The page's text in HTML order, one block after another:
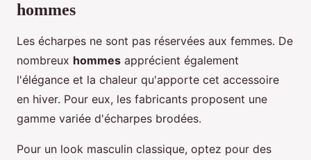
hommes
Les écharpes ne sont pas réservées aux femmes. De
nombreux hommes apprécient également
l'élégance et la chaleur qu'apporte cet accessoire
en hiver. Pour eux, les fabricants proposent une
gamme variée d'écharpes brodées.
Pour un look masculin classique, optez pour des